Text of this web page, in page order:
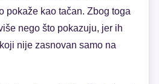
pokaže kao tačan. Zbog toga
nego što pokazuju, jer ih
nije zasnovan samo na